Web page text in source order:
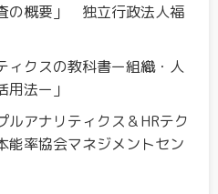
の概要」 独立行政法人福
ィクスの教科書ー組織・人
法ー」
ルアナリティクス＆HRテク
率協会マネジメントセン